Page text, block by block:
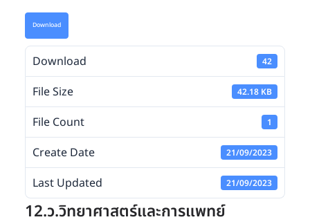
Download
Download 42
File Size 42.18 KB
File Count 1
Create Date 21/09/2023
Last Updated 21/09/2023
12.ว.วิทยาศาสตร์และการแพทย์